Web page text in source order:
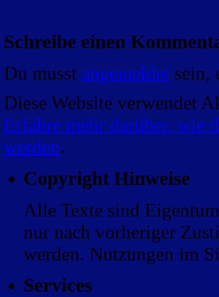
Schreibe einen
Du musst angemeldet sein,
Diese Website verwendet
Erfahre mehr darüber, wie
werden.
Copyright Hinweise
Alle Texte sind
nur nach vorheriger
werden. Nutzungen im
Services